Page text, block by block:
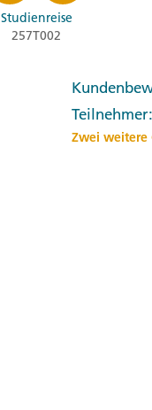
Studienreise
257T002
Zwei weitere